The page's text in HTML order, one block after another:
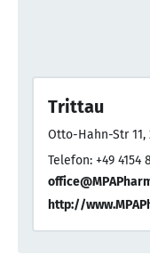
Trittau
Otto-Hahn-Str 11,
Telefon: +49 4154
http://